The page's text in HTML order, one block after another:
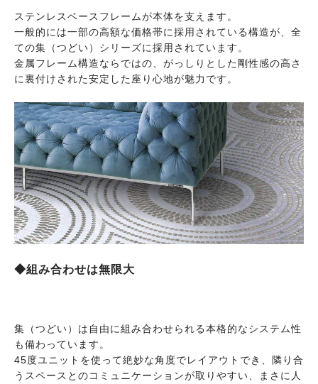
ステンレスベースフレームが本体を支えます。
一般的には一部の高額な価格帯に採用されている構造が、全
ての集（つどい）シリーズに採用されています。
金属フレーム構造ならではの、がっしりとした剛性感の高さ
に裏付けされた安定した座り心地が魅力です。
◆組み合わせは無限大
集（つどい）は自由に組み合わせられる本格的なシステム性
も備わっています。
45度ユニットを使って絶妙な角度でレイアウトでき、隣り合
うスペースとのコミュニケーションが取りやすい、まさに人